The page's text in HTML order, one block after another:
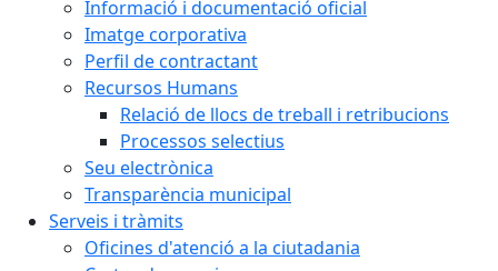
Informació i documentació oficial
Imatge corporativa
Perfil de contractant
Recursos Humans
Relació de llocs de treball i retribucions
Processos selectius
Seu electrònica
Transparència municipal
Serveis i tràmits
Oficines d'atenció a la ciutadania